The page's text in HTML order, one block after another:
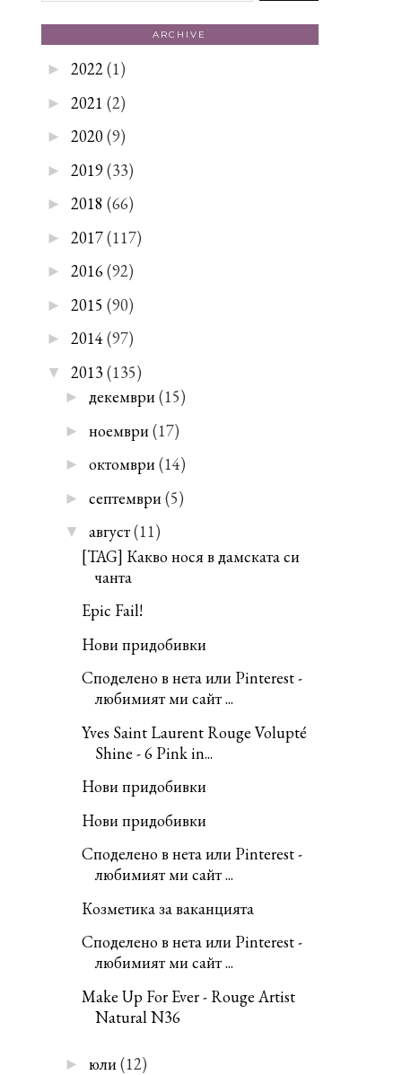
ARCHIVE
► 2022(1)
► 2021 (2)
► 2020(9)
► 2019(33)
► 2018 (66)
► 2017(117)
► 2016(92)
► 2015 (90)
► 2014 (97)
▼ 2013(135)
► декември(15)
► ноември (17)
► октомври(14)
► септември (5)
▼ август(11)
[TAG] Какво нося в дамската си
чанта
Epic Fail!
Нови придобивки
Споделено в нета или Pinterest -
любимият ми сайт ...
Yves Saint Laurent Rouge Volupté
Shine - 6 Pink in...
Нови придобивки
Нови придобивки
Споделено в нета или Pinterest -
любимият ми сайт ...
Козметика за ваканцията
Споделено в нета или Pinterest -
любимият ми сайт ...
Make Up For Ever - Rouge Artist
Natural N36
► юли (12)